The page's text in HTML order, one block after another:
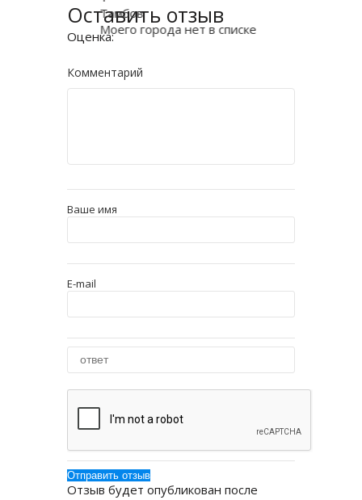
Оставить отзыв
Оценка:
Комментарий
Ваше имя
E-mail
Отзыв будет опубликован после
Тамбов
Моего города нет в списке